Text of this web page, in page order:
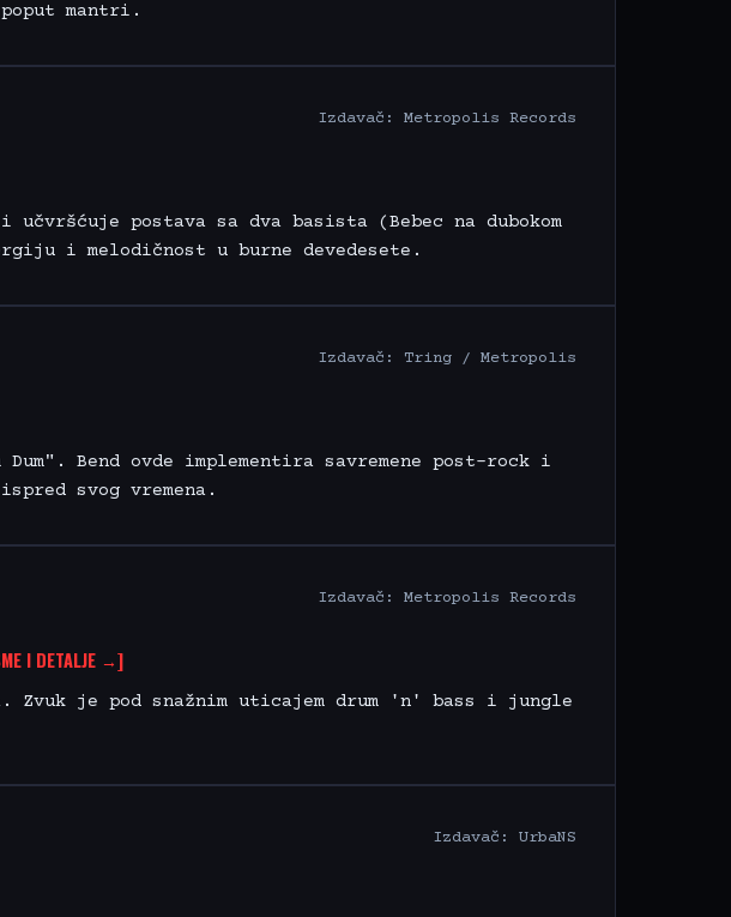
mantri.
Izdavač: Metropolis Records
postava sa dva basista (Bebec na dubokom
i melodičnost u burne devedesete.
Izdavač: Tring / Metropolis
Bend ovde implementira savremene post-rock i
svog vremena.
Izdavač: Metropolis Records
I DETALJE →]
Zvuk je pod snažnim uticajem drum 'n' bass i jungle
Izdavač: UrbaNS